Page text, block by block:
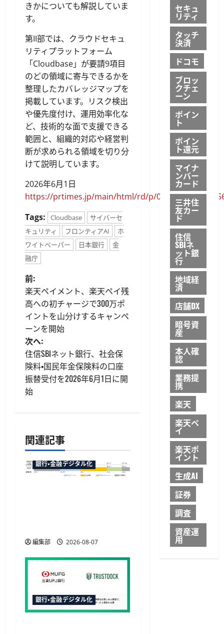
きかについても解説していま
す。
第II部では、クラウドセキュ
リティプラットフォーム
「Cloudbase」が要請9項目
のどの領域に寄与できるかを
整理したカバレッジマップを
掲載しています。リスク検出
や優先度付け、運用効率化な
ど、技術的な面で支援できる
範囲と、組織的対応や経営判
断が求められる領域を切り分
けて説明しています。
2026年6月1日
https://prtimes.jp/main/html/rd/p/
Tags:
Cloudbase
サイバーセ
キュリティ
フロンティアAI
ホ
ワイトペーパー
日本銀行
金
融庁
投
稿
ナ
ビ
ゲ
ー
ョ
ン
前:
楽天ペイメント、楽天ペイ残
高への初チャージで300万ポ
イントを山分けするキャンペ
ーンを開始
次へ:
住信SBIネット銀行、社会保
険料・国民年金保険料の口座
振替受付を2026年6月1日に開
始
関連記事
銀行・金融デジタル化
編集部 2026-08-07
銀行・金融デジタル化
セキュ
リティ
タッチ
決済
ドコモ
ブロッ
クチェ
ーン
ポイン
ト
ポイン
ト還元
マイナ
ンバー
カード
三井住
友カー
ド
住信
SBIネ
ット銀
行
地域経
済
店舗DX
暗号資
産
本人確
認
業務提
携
楽天
楽天ペ
イ
楽天ポ
イント
生成AI
証券
調査
資産運
用